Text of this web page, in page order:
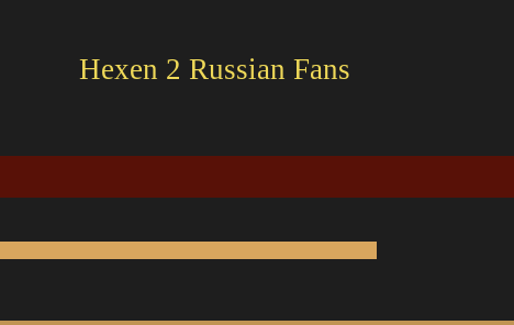
Hexen 2 Russian Fans